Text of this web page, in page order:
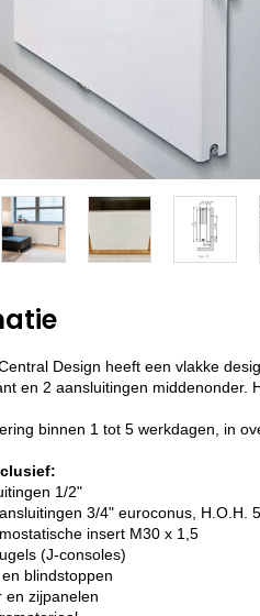
Design heeft een vlakke
en 2 aansluitingen middenonder.
binnen 1 tot 5 werkdagen, in
1/2"
3/4" euroconus, H.O.H.
insert M30 x 1,5
(J-consoles)
blindstoppen
en zijpanelen